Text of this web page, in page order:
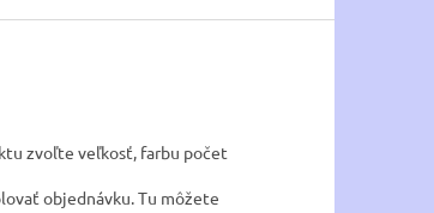
zvoľte veľkosť, farbu počet
objednávku. Tu môžete